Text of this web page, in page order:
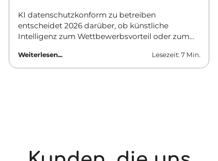
KI datenschutzkonform zu betreiben
entscheidet 2026 darüber, ob künstliche
Intelligenz zum Wettbewerbsvorteil oder zum
Unternehmen und Behörden brauchen klare
Antworten: Welche Tools sind erlaubt, was
Weiterlesen... Lesezeit: 7 Min.